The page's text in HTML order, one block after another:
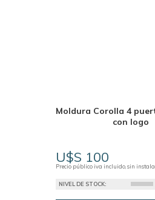
Moldura Corolla 4
con logo
U$S 100
Precio público iva incluido, sin
NIVEL DE STOCK: